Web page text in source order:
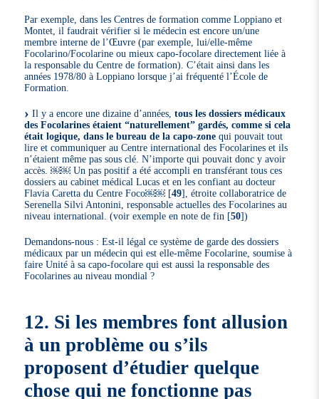
Par exemple, dans les Centres de formation comme Loppiano et
Montet, il faudrait vérifier si le médecin est encore un/une
membre interne de l’Œuvre (par exemple, lui/elle-même
Focolarino/Focolarine ou mieux capo-focolare directement liée à
la responsable du Centre de formation). C’était ainsi dans les
années 1978/80 à Loppiano lorsque j’ai fréquenté l’École de
Formation.
Il y a encore une dizaine d’années,tous les dossiers médicaux
des Focolarines étaient “naturellement” gardés, comme si cela
était logique, dans le bureau de la capo-zone qui pouvait tout
lire et communiquer au Centre international des Focolarines et ils
n’étaient même pas sous clé. N’importe qui pouvait donc y avoir
accès. ￼￼ Un pas positif a été accompli en transférant tous ces
dossiers au cabinet médical Lucas et en les confiant au docteur
Flavia Caretta du Centre Foco￼￼ [49] , étroite collaboratrice de
Serenella Silvi Antonini, responsable actuelles des Focolarines au
niveau international. (voir exemple en note de fin [50])
Demandons-nous : Est-il légal ce système de garde des dossiers
médicaux par un médecin qui est elle-même Focolarine, soumise à
faire Unité à sa capo-focolare qui est aussi la responsable des
Focolarines au niveau mondial ?
12. Si les membres font allusion
à un problème ou s’ils
proposent d’étudier quelque
chose qui ne fonctionne pas